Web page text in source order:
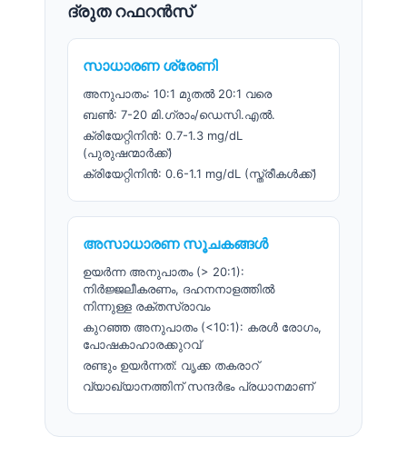
ദ്രുത റഫറൻസ്
സാധാരണ ശ്രേണി
അനുപാതം: 10:1 മുതൽ 20:1 വരെ
ബൺ: 7-20 മി.ഗ്രാം/ഡെസി.എൽ.
ക്രിയേറ്റിനിൻ: 0.7-1.3 mg/dL
(പുരുഷന്മാർക്ക്)
ക്രിയേറ്റിനിൻ: 0.6-1.1 mg/dL (സ്ത്രീകൾക്ക്)
അസാധാരണ സൂചകങ്ങൾ
ഉയർന്ന അനുപാതം (> 20:1):
നിർജ്ജലീകരണം, ദഹനനാളത്തിൽ
നിന്നുള്ള രക്തസ്രാവം
കുറഞ്ഞ അനുപാതം (<10:1): കരൾ രോഗം,
പോഷകാഹാരക്കുറവ്
രണ്ടും ഉയർന്നത്: വൃക്ക തകരാറ്
വ്യാഖ്യാനത്തിന് സന്ദർഭം പ്രധാനമാണ്